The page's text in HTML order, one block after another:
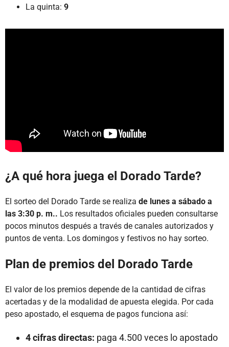
La quinta: 9
¿A qué hora juega el Dorado Tarde?
El sorteo del Dorado Tarde se realiza de lunes a sábado a
las 3:30 p. m.. Los resultados oficiales pueden consultarse
pocos minutos después a través de canales autorizados y
puntos de venta. Los domingos y festivos no hay sorteo.
Plan de premios del Dorado Tarde
El valor de los premios depende de la cantidad de cifras
acertadas y de la modalidad de apuesta elegida. Por cada
peso apostado, el esquema de pagos funciona así:
4 cifras directas: paga 4.500 veces lo apostado